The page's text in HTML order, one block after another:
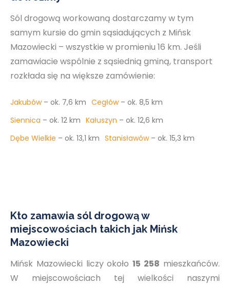
Sól drogową workowaną dostarczamy w tym
samym kursie do gmin sąsiadujących z Mińsk
Mazowiecki – wszystkie w promieniu 16 km. Jeśli
zamawiacie wspólnie z sąsiednią gminą, transport
rozkłada się na większe zamówienie:
Jakubów – ok. 7,6 km Cegłów – ok. 8,5 km
Siennica – ok. 12 km Kałuszyn – ok. 12,6 km
Dębe Wielkie – ok. 13,1 km Stanisławów – ok. 15,3 km
Kto zamawia sól drogową w
miejscowościach takich jak Mińsk
Mazowiecki
Mińsk Mazowiecki liczy około15 258 mieszkańców.
W miejscowościach tej wielkości naszymi